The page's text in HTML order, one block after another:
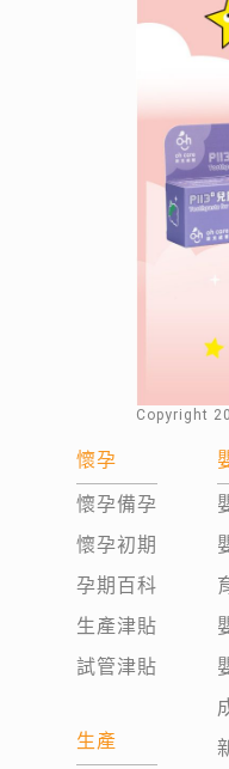
Copyright
懷孕
懷孕備孕
懷孕初期
孕期百科
生產津貼
試管津貼
生產